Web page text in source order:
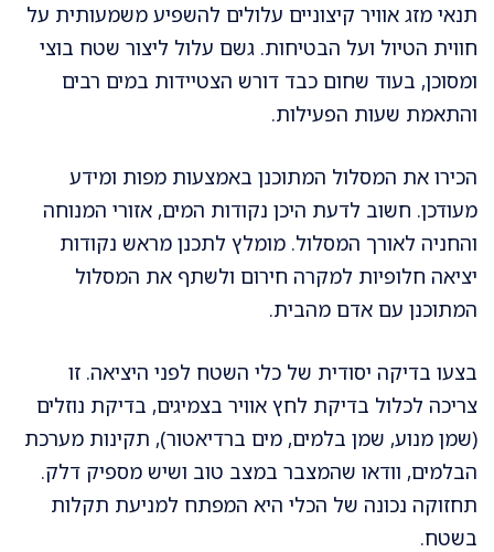
תנאי מזג אוויר קיצוניים עלולים להשפיע משמעותית על
חווית הטיול ועל הבטיחות. גשם עלול ליצור שטח בוצי
ומסוכן, בעוד שחום כבד דורש הצטיידות במים רבים
והתאמת שעות הפעילות.
הכירו את המסלול המתוכנן באמצעות מפות ומידע
מעודכן. חשוב לדעת היכן נקודות המים, אזורי המנוחה
והחניה לאורך המסלול. מומלץ לתכנן מראש נקודות
יציאה חלופיות למקרה חירום ולשתף את המסלול
המתוכנן עם אדם מהבית.
בצעו בדיקה יסודית של כלי השטח לפני היציאה. זו
צריכה לכלול בדיקת לחץ אוויר בצמיגים, בדיקת נוזלים
(שמן מנוע, שמן בלמים, מים ברדיאטור), תקינות מערכת
הבלמים, וודאו שהמצבר במצב טוב ושיש מספיק דלק.
תחזוקה נכונה של הכלי היא המפתח למניעת תקלות
בשטח.